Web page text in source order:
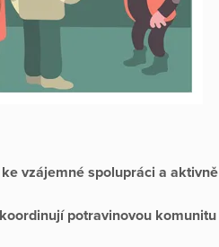
vzájemné spolupráci a aktivně
potravinovou komunitu